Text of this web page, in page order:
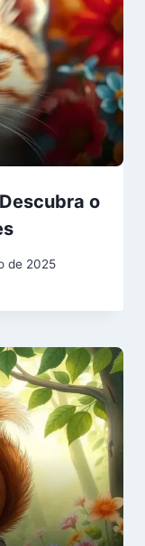
o
de 2025